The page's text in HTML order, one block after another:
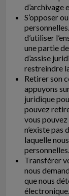
d’archivage
S’opposer
d’utiliser
une partie
d’assise
restreindre
Retirer son
appuyons
juridique
pouvez
vous
n’existe pas
laquelle
personnelles.
Transférer
nous
que nous
électronique.